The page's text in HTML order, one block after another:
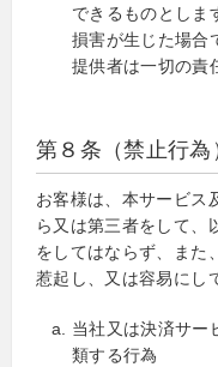
できるものとしま
損害が生じた場合
提供者は一切の責
第８条（禁止行為
お客様は、本サービス
ら又は第三者をして、
をしてはならず、また
惹起し、又は容易にし
当社又は決済サー
類する行為